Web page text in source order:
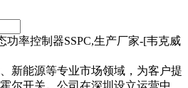
新能源等专业市场领域，为客户提
尔开关。公司在深圳设立运营中